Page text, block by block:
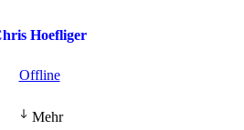
Hoefliger
Offline
Mehr